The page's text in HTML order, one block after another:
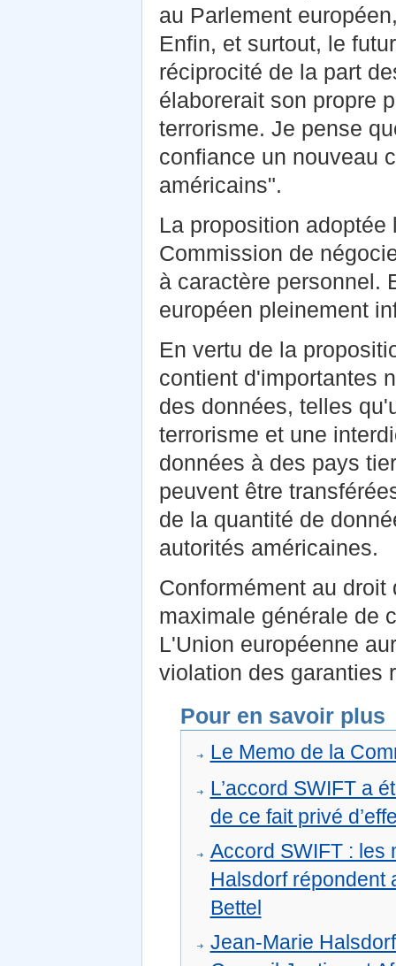
au Parlement
Enfin, et surtout, le
réciprocité de la part
élaborerait son propre
terrorisme. Je pense
confiance un nouveau
américains".
La proposition
Commission de
à caractère personnel.
européen pleinement
En vertu de la
contient d'importantes
des données, telles
terrorisme et une
données à des pays
peuvent être
de la quantité de
autorités américaines.
Conformément au
maximale générale de
L'Union européenne
violation des garanties
Pour en savoir plus
Le Memo de la
L’accord SWIFT a
de ce fait privé
Accord SWIFT : les
Halsdorf répondent
Bettel
Jean-Marie